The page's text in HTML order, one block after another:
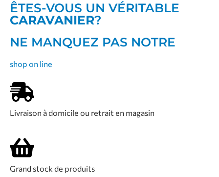
ÊTES-VOUS UN VÉRITABLE
CARAVANIER?
NE MANQUEZ PAS NOTRE
shop on line
Livraison à domicile ou retrait en magasin
Grand stock de produits